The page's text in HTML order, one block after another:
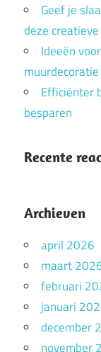
Geef je
deze
Ideeën
Efficiënter
besparen
Recente
Archieven
april 2026
maart
februari
januari
december
november